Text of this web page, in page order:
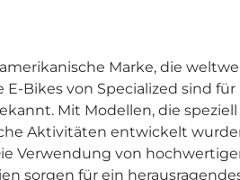
Marke, die
E-Bikes von Specialized sind
Mit Modellen, die
Aktivitäten entwickelt
Verwendung von
sorgen für ein